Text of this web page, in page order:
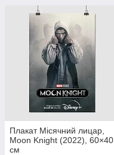
Плакат Місячний лицар,
Moon Knight (2022), 60×40
см